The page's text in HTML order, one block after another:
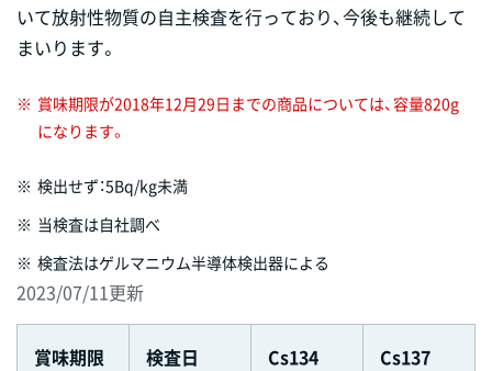
いて放射性物質の自主検査を行っており、今後も継続して
まいります。
※ 賞味期限が2018年12月29日までの商品については、容量820g
になります。
※ 検出せず：5Bq/kg未満
※ 当検査は自社調べ
※ 検査法はゲルマニウム半導体検出器による
2023/07/11更新
賞味期限 検査日 Cs134 Cs137